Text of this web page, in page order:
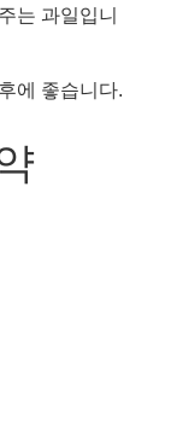
는 과일입니
에 좋습니다.